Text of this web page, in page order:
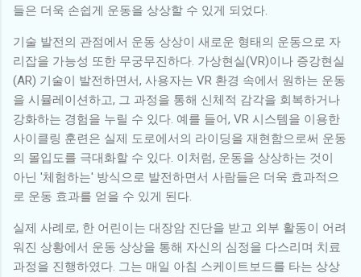
들은 더욱 손쉽게 운동을 상상할 수 있게 되었다.
기술 발전의 관점에서 운동 상상이 새로운 형태의 운동으로 자
리잡을 가능성 또한 무궁무진하다. 가상현실(VR)이나 증강현실
(AR) 기술이 발전하면서, 사용자는 VR 환경 속에서 원하는 운동
을 시뮬레이션하고, 그 과정을 통해 신체적 감각을 회복하거나
강화하는 경험을 누릴 수 있다. 예를 들어, VR 시스템을 이용한
사이클링 훈련은 실제 도로에서의 라이딩을 재현함으로써 운동
의 몰입도를 극대화할 수 있다. 이처럼, 운동을 상상하는 것이
아닌 '체험하는' 방식으로 발전하면서 사람들은 더욱 효과적으
로 운동 효과를 얻을 수 있게 된다.
실제 사례로, 한 어린이는 대장암 진단을 받고 외부 활동이 어려
워진 상황에서 운동 상상을 통해 자신의 심정을 다스리며 치료
과정을 진행하였다. 그는 매일 아침 스케이트보드를 타는 상상